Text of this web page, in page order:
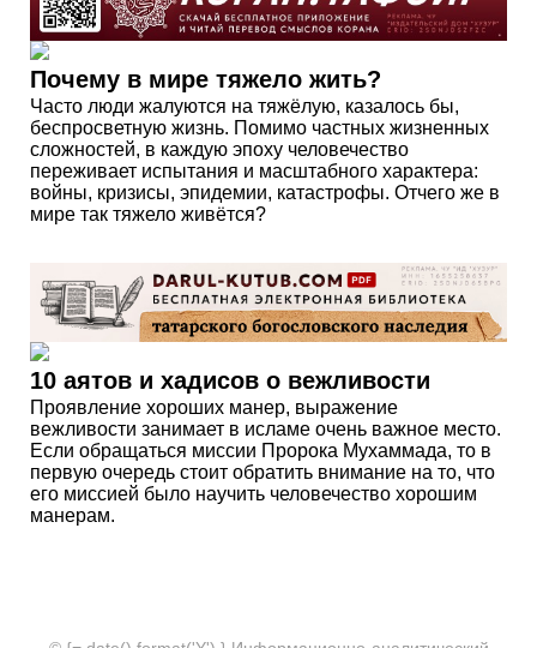
Почему в мире тяжело жить?
Часто люди жалуются на тяжёлую, казалось бы,
беспросветную жизнь. Помимо частных жизненных
сложностей, в каждую эпоху человечество
переживает испытания и масштабного характера:
войны, кризисы, эпидемии, катастрофы. Отчего же в
мире так тяжело живётся?
10 аятов и хадисов о вежливости
Проявление хороших манер, выражение
вежливости занимает в исламе очень важное место.
Если обращаться миссии Пророка Мухаммада, то в
первую очередь стоит обратить внимание на то, что
его миссией было научить человечество хорошим
манерам.